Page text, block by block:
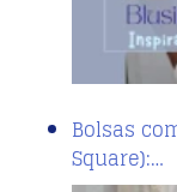
Bolsas
Square):…